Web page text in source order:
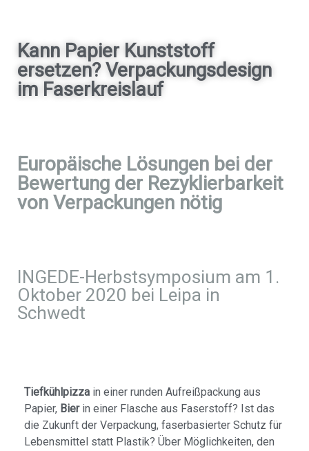
Kann Papier Kunststoff
ersetzen? Verpackungsdesign
im Faserkreislauf
Europäische Lösungen bei der
Bewertung der Rezyklierbarkeit
von Verpackungen nötig
INGEDE-Herbstsymposium am 1.
Oktober 2020 bei Leipa in
Schwedt
Tiefkühlpizza in einer runden Aufreiß­packung aus
Papier, Bierin einer Flasche aus Faserstoff? Ist das
die Zukunft der Verpa­ckung, faserbasierter Schutz für
Lebens­mittel statt Plastik? Über Möglichkeiten, den